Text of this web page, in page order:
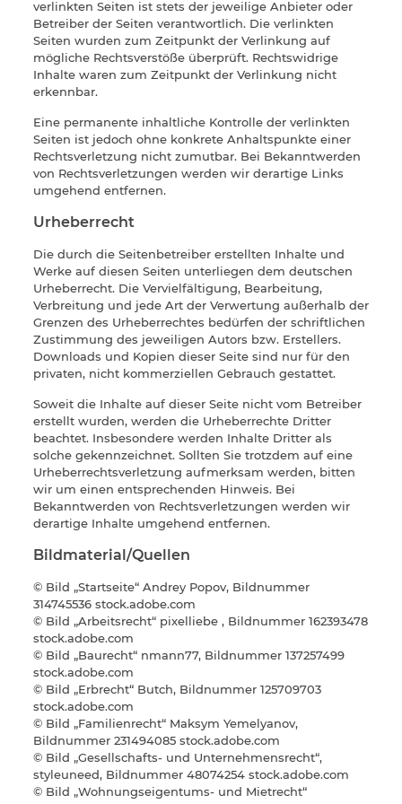
verlinkten Seiten ist stets der jeweilige Anbieter oder
Betreiber der Seiten verantwortlich. Die verlinkten
Seiten wurden zum Zeitpunkt der Verlinkung auf
mögliche Rechtsverstöße überprüft. Rechtswidrige
Inhalte waren zum Zeitpunkt der Verlinkung nicht
erkennbar.
Eine permanente inhaltliche Kontrolle der verlinkten
Seiten ist jedoch ohne konkrete Anhaltspunkte einer
Rechtsverletzung nicht zumutbar. Bei Bekanntwerden
von Rechtsverletzungen werden wir derartige Links
umgehend entfernen.
Urheberrecht
Die durch die Seitenbetreiber erstellten Inhalte und
Werke auf diesen Seiten unterliegen dem deutschen
Urheberrecht. Die Vervielfältigung, Bearbeitung,
Verbreitung und jede Art der Verwertung außerhalb der
Grenzen des Urheberrechtes bedürfen der schriftlichen
Zustimmung des jeweiligen Autors bzw. Erstellers.
Downloads und Kopien dieser Seite sind nur für den
privaten, nicht kommerziellen Gebrauch gestattet.
Soweit die Inhalte auf dieser Seite nicht vom Betreiber
erstellt wurden, werden die Urheberrechte Dritter
beachtet. Insbesondere werden Inhalte Dritter als
solche gekennzeichnet. Sollten Sie trotzdem auf eine
Urheberrechtsverletzung aufmerksam werden, bitten
wir um einen entsprechenden Hinweis. Bei
Bekanntwerden von Rechtsverletzungen werden wir
derartige Inhalte umgehend entfernen.
Bildmaterial/Quellen
© Bild „Startseite“ Andrey Popov, Bildnummer
314745536 stock.adobe.com
© Bild „Arbeitsrecht“ pixelliebe , Bildnummer 162393478
stock.adobe.com
© Bild „Baurecht“ nmann77, Bildnummer 137257499
stock.adobe.com
© Bild „Erbrecht“ Butch, Bildnummer 125709703
stock.adobe.com
© Bild „Familienrecht“ Maksym Yemelyanov,
Bildnummer 231494085 stock.adobe.com
© Bild „Gesellschafts- und Unternehmensrecht“,
styleuneed, Bildnummer 48074254 stock.adobe.com
© Bild „Wohnungseigentums- und Mietrecht“